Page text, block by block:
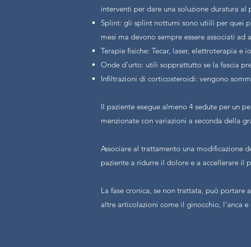
interventi per dare una soluzione duratura al
Splint: gli splint notturni sono utiili per quei
mesi ma devono sempre essere associati ad
Terapie fisiche: Tecar, laser, elettroterapia
Onde d'urto: utili sopprattutto se la fascia
Infiltrazioni di corticosteroidi: vengono
Il paziente esegue almeno 4 sedute per un
menzionate con variazioni a seconda della
Associare al trattamento una modificazione
paziente a ridurre il dolore e a accellerare il
La fase cronica, se non trattata, può
altre articolazioni come il ginocchio, l'anca e